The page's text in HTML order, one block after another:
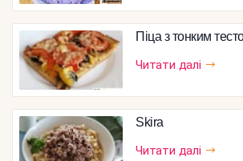
Піца з тонким
Читати далі
Skira
Читати далі